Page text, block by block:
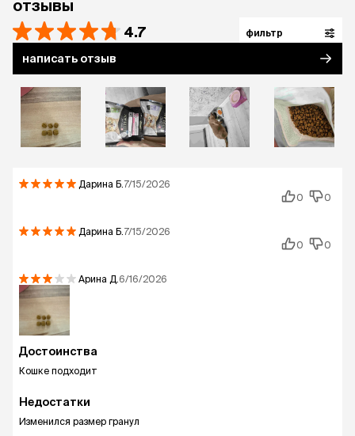
отзывы
4.7 фильтр
написать отзыв
Дарина Б. 7/15/2026
0
0
Дарина Б. 7/15/2026
0
0
Арина Д. 6/16/2026
Достоинства
Кошке подходит
Недостатки
Изменился размер гранул